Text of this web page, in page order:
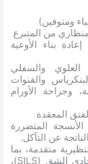
ومتوفين)
من المتبرع
بناء الأوعية
والسفلي
والقنوات
وجراحة الأورام
المعقدة
المتضررة
عن التآكل.
متقدمة، بما
في ذلك جراحة المنظار أحادي الشق (SILS)،